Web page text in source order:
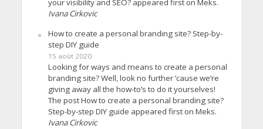
your visibility and SEO? appeared first on Meks.
Ivana Cirkovic
How to create a personal branding site? Step-by-
step DIY guide
15 août 2020
Looking for ways and means to create a personal
branding site? Well, look no further ’cause we’re
giving away all the how-to’s to do it yourselves!
The post How to create a personal branding site?
Step-by-step DIY guide appeared first on Meks.
Ivana Cirkovic